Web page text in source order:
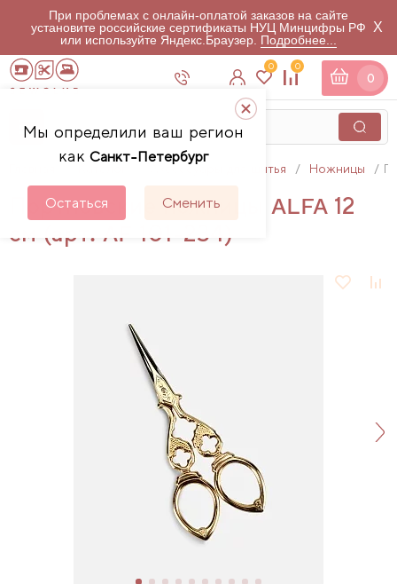
При проблемах с онлайн-оплатой заказов на сайте
установите российские сертификаты НУЦ Минцифры РФ
или используйте Яндекс.Браузер. Подробнее...
X
Мы определили ваш регион
как Санкт-Петербург
Остаться Сменить
0 0
0
Аксессуары для шитья Ножницы
Портновские ножницы ALFA 12
см (арт. AF 101-234)